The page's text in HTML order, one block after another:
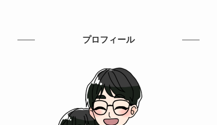
プロフィール